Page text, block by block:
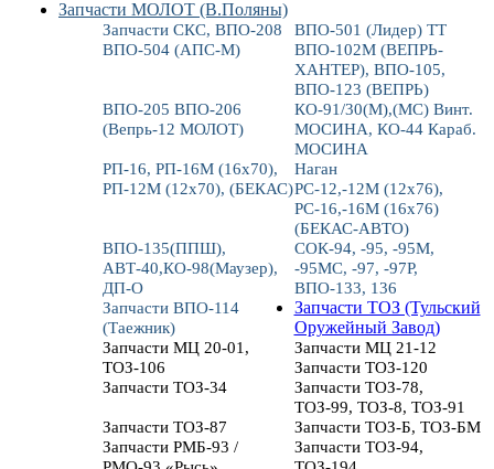
Запчасти МОЛОТ (В.Поляны)
Запчасти СКС, ВПО-208
ВПО-501 (Лидер) ТТ
ВПО-504 (АПС-М)
ВПО-102М (ВЕПРЬ-
ХАНТЕР), ВПО-105,
ВПО-123 (ВЕПРЬ)
ВПО-205 ВПО-206
(Вепрь-12 МОЛОТ)
КО-91/30(М),(МС) Винт.
МОСИНА, КО-44 Караб.
МОСИНА
РП-16, РП-16М (16х70),
РП-12М (12х70), (БЕКАС)
Наган
РС-12,-12М (12х76),
РС-16,-16М (16х76)
(БЕКАС-АВТО)
ВПО-135(ППШ),
АВТ-40,КО-98(Маузер),
ДП-О
СОК-94, -95, -95М,
-95МС, -97, -97Р,
ВПО-133, 136
Запчасти ВПО-114
(Таежник)
Запчасти ТОЗ (Тульский
Оружейный Завод)
Запчасти МЦ 20-01,
ТОЗ-106
Запчасти МЦ 21-12
Запчасти ТОЗ-120
Запчасти ТОЗ-34
Запчасти ТОЗ-78,
ТОЗ-99, ТОЗ-8, ТОЗ-91
Запчасти ТОЗ-87
Запчасти ТОЗ-Б, ТОЗ-БМ
Запчасти РМБ-93 /
Запчасти ТОЗ-94,